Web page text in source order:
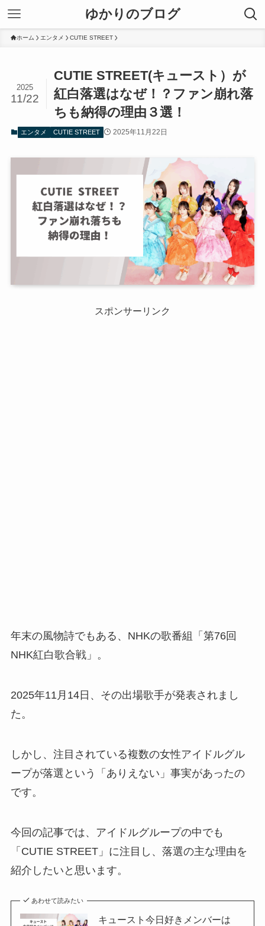
ゆかりのブログ
ホーム エンタメ CUTIE STREET
CUTIE STREET(キュースト）が
紅白落選はなぜ！？ファン崩れ落
ちも納得の理由３選！
2025
11/22
エンタメ CUTIE STREET 2025年11月22日
スポンサーリンク
年末の風物詩でもある、NHKの歌番組「第76回
NHK紅白歌合戦」。
2025年11月14日、その出場歌手が発表されまし
た。
しかし、注目されている複数の女性アイドルグル
ープが落選という「ありえない」事実があったの
です。
今回の記事では、アイドルグループの中でも
「CUTIE STREET」に注目し、落選の主な理由を
紹介したいと思います。
あわせて読みたい
キュースト今日好きメンバーは